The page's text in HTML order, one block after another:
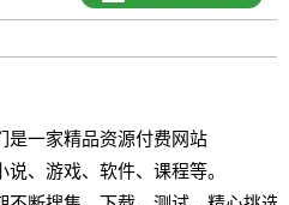
是一家精品资源付费网站
、游戏、软件、课程等。